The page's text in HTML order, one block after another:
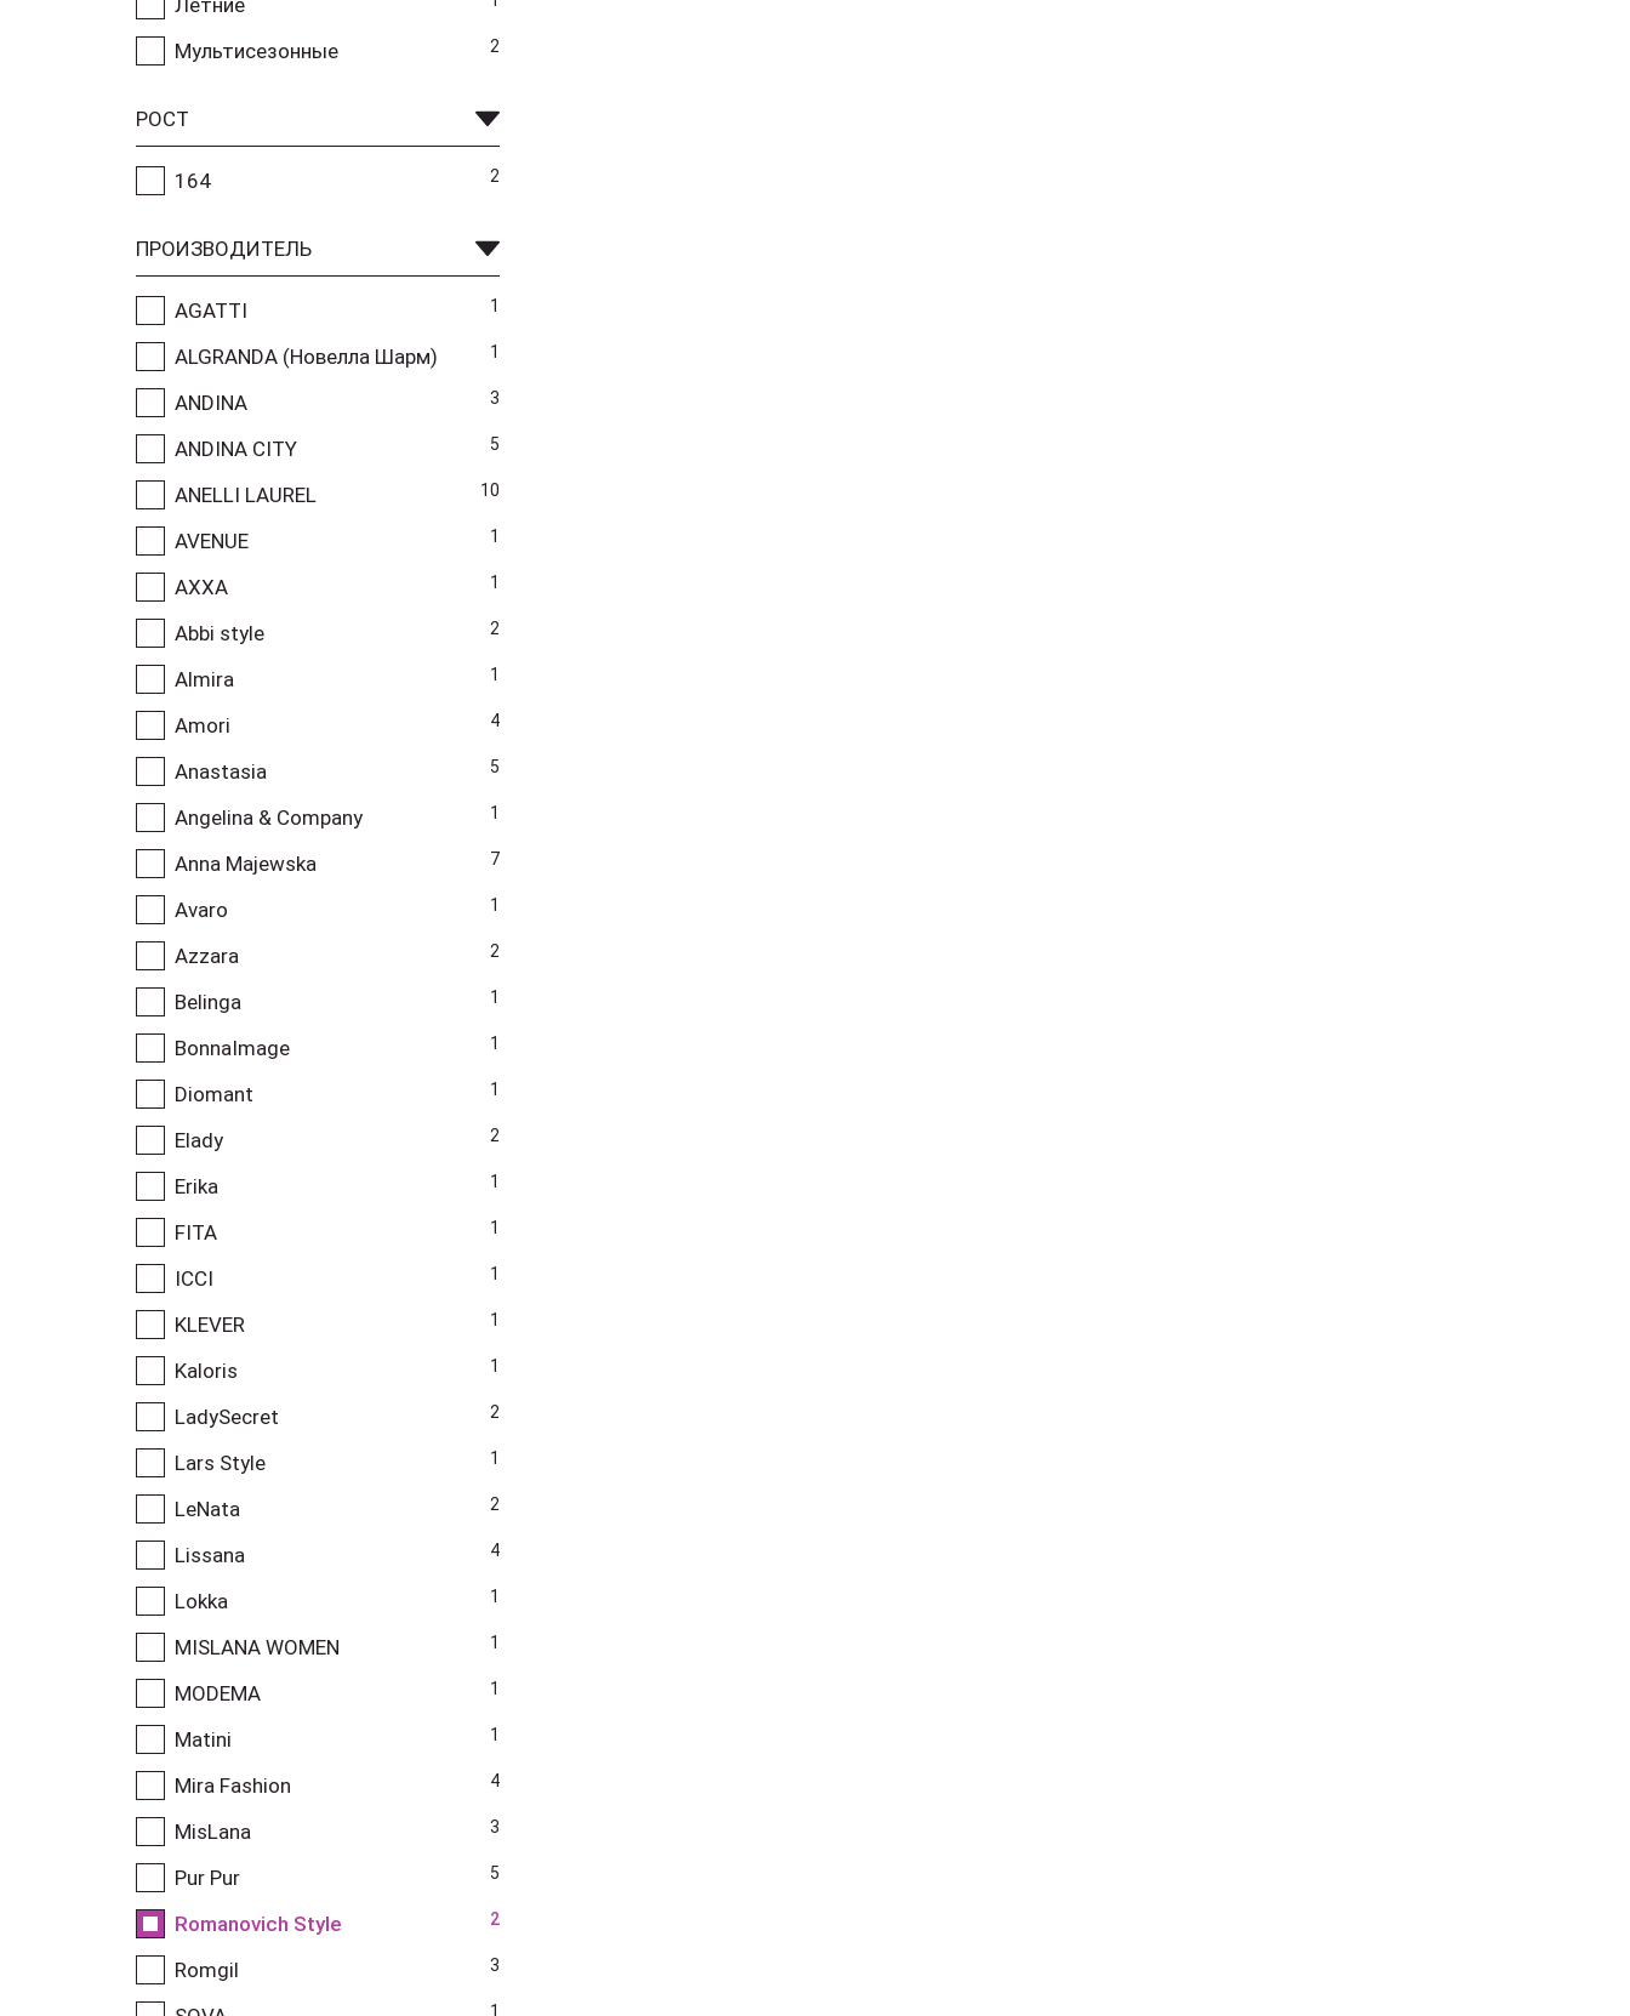
Мультисезонные 2
РОСТ
164 2
ПРОИЗВОДИТЕЛЬ
AGATTI 1
ALGRANDA (Новелла Шарм) 1
ANDINA 3
ANDINA CITY 5
ANELLI LAUREL 10
AVENUE 1
AXXA 1
Abbi style 2
Almira 1
Amori 4
Anastasia 5
Angelina & Company 1
Anna Majewska 7
Avaro 1
Azzara 2
Belinga 1
BonnaImage 1
Diomant 1
Elady 2
Erika 1
FITA 1
ICCI 1
KLEVER 1
Kaloris 1
LadySecret 2
Lars Style 1
LeNata 2
Lissana 4
Lokka 1
MISLANA WOMEN 1
MODEMA 1
Matini 1
Mira Fashion 4
MisLana 3
Pur Pur 5
Romanovich Style 2
Romgil 3
1